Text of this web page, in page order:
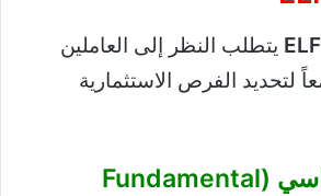
يتطلب النظر إلى العاملين
لتحديد الفرص الاستثمارية
1. التحليل الأساسي (Fundamental